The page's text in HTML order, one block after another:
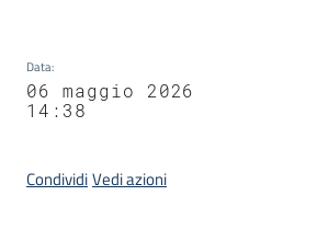
Data:
06 maggio 2026
14:38
CondividiVedi azioni